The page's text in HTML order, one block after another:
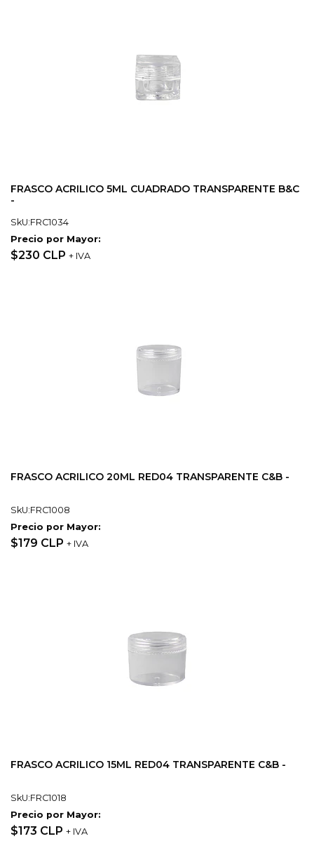
FRASCO ACRILICO 5ML CUADRADO TRANSPARENTE B&C
-
SkU:FRC1034
Precio por Mayor:
$230 CLP + IVA
FRASCO ACRILICO 20ML RED04 TRANSPARENTE C&B -
SkU:FRC1008
Precio por Mayor:
$179 CLP + IVA
FRASCO ACRILICO 15ML RED04 TRANSPARENTE C&B -
SkU:FRC1018
Precio por Mayor:
$173 CLP + IVA